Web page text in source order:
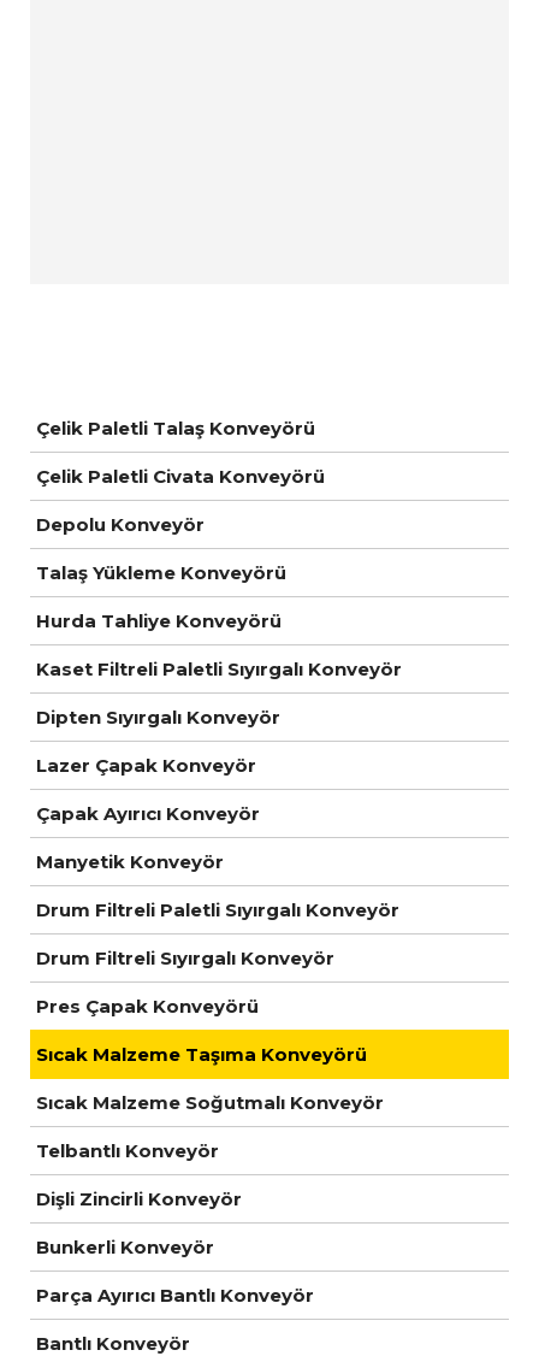
Çelik Paletli Talaş Konveyörü
Çelik Paletli Civata Konveyörü
Depolu Konveyör
Talaş Yükleme Konveyörü
Hurda Tahliye Konveyörü
Kaset Filtreli Paletli Sıyırgalı Konveyör
Dipten Sıyırgalı Konveyör
Lazer Çapak Konveyör
Çapak Ayırıcı Konveyör
Manyetik Konveyör
Drum Filtreli Paletli Sıyırgalı Konveyör
Drum Filtreli Sıyırgalı Konveyör
Pres Çapak Konveyörü
Sıcak Malzeme Taşıma Konveyörü
Sıcak Malzeme Soğutmalı Konveyör
Telbantlı Konveyör
Dişli Zincirli Konveyör
Bunkerli Konveyör
Parça Ayırıcı Bantlı Konveyör
Bantlı Konveyör